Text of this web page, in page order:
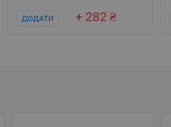
ДОДАТИ + 282